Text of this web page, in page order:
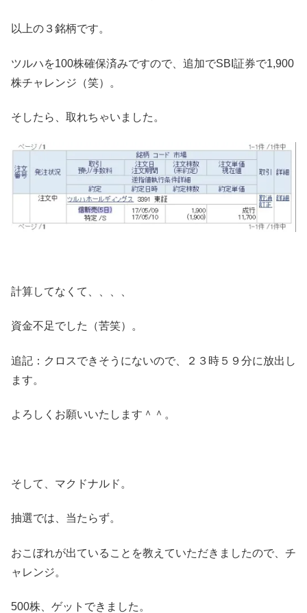
以上の３銘柄です。
ツルハを100株確保済みですので、追加でSBI証券で1,900
株チャレンジ（笑）。
そしたら、取れちゃいました。
計算してなくて、、、、
資金不足でした（苦笑）。
追記：クロスできそうにないので、２３時５９分に放出し
ます。
よろしくお願いいたします＾＾。
そして、マクドナルド。
抽選では、当たらず。
おこぼれが出ていることを教えていただきましたので、チ
ャレンジ。
500株、ゲットできました。